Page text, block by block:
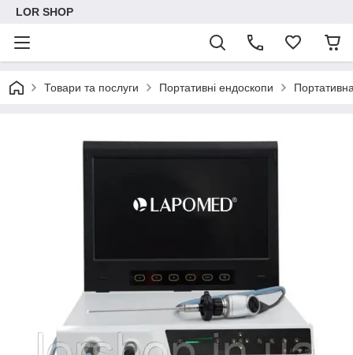
LOR SHOP
Товари та послуги Портативні ендоскопи